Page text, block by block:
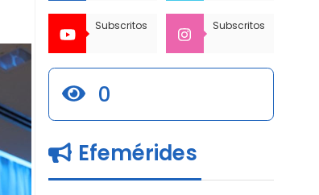
Subscritos Subscritos
0
Efemérides